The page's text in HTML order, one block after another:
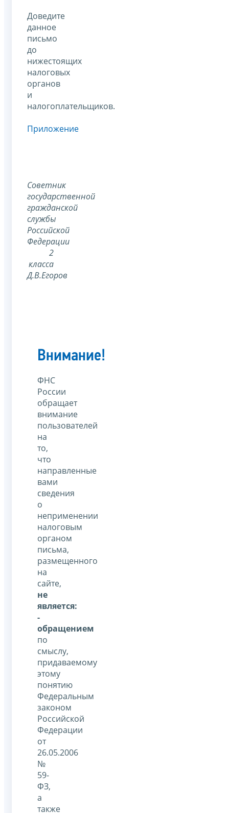
Доведите
данное
письмо
до
нижестоящих
налоговых
органов
и
налогоплательщиков.
Приложение
Советник
государственной
гражданской
службы
Российской
Федерации
2
класса
Д.В.Егоров
Внимание!
ФНС
России
обращает
внимание
пользователей
на
то,
что
направленные
вами
сведения
о
неприменении
налоговым
органом
письма,
размещенного
на
сайте,
не
является:
-
обращением
по
смыслу,
придаваемому
этому
понятию
Федеральным
законом
Российской
Федерации
от
26.05.2006
№
59-
ФЗ,
а
также